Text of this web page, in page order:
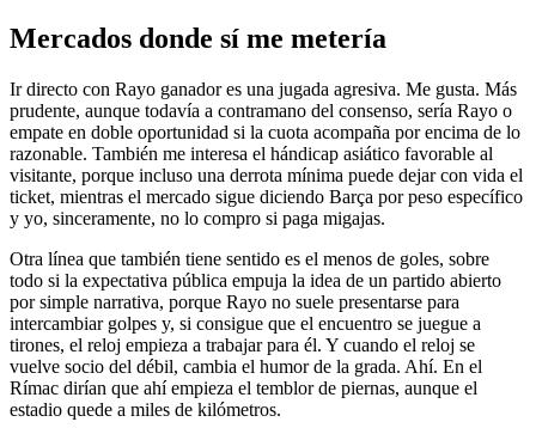
Mercados donde sí me metería
Ir directo con Rayo ganador es una jugada agresiva. Me gusta. Más
prudente, aunque todavía a contramano del consenso, sería Rayo o
empate en doble oportunidad si la cuota acompaña por encima de lo
razonable. También me interesa el hándicap asiático favorable al
visitante, porque incluso una derrota mínima puede dejar con vida el
ticket, mientras el mercado sigue diciendo Barça por peso específico
y yo, sinceramente, no lo compro si paga migajas.
Otra línea que también tiene sentido es el menos de goles, sobre
todo si la expectativa pública empuja la idea de un partido abierto
por simple narrativa, porque Rayo no suele presentarse para
intercambiar golpes y, si consigue que el encuentro se juegue a
tirones, el reloj empieza a trabajar para él. Y cuando el reloj se
vuelve socio del débil, cambia el humor de la grada. Ahí. En el
Rímac dirían que ahí empieza el temblor de piernas, aunque el
estadio quede a miles de kilómetros.